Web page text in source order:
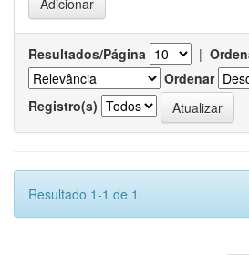
Resultados/Página |
Ordenar
Registro(s)
Resultado 1-1 de 1.